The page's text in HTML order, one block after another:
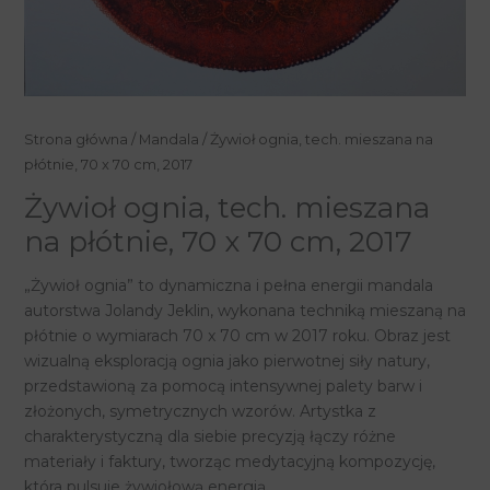
Strona główna / Mandala / Żywioł ognia, tech. mieszana na
płótnie, 70 x 70 cm, 2017
Żywioł ognia, tech. mieszana
na płótnie, 70 x 70 cm, 2017
„Żywioł ognia” to dynamiczna i pełna energii mandala
autorstwa Jolandy Jeklin, wykonana techniką mieszaną na
płótnie o wymiarach 70 x 70 cm w 2017 roku. Obraz jest
wizualną eksploracją ognia jako pierwotnej siły natury,
przedstawioną za pomocą intensywnej palety barw i
złożonych, symetrycznych wzorów. Artystka z
charakterystyczną dla siebie precyzją łączy różne
materiały i faktury, tworząc medytacyjną kompozycję,